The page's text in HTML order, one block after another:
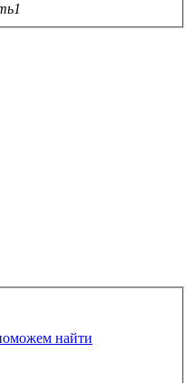
1
найти